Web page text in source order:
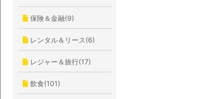
保険＆金融(9)
レンタル＆リース(6)
レジャー＆旅行(17)
飲食(101)